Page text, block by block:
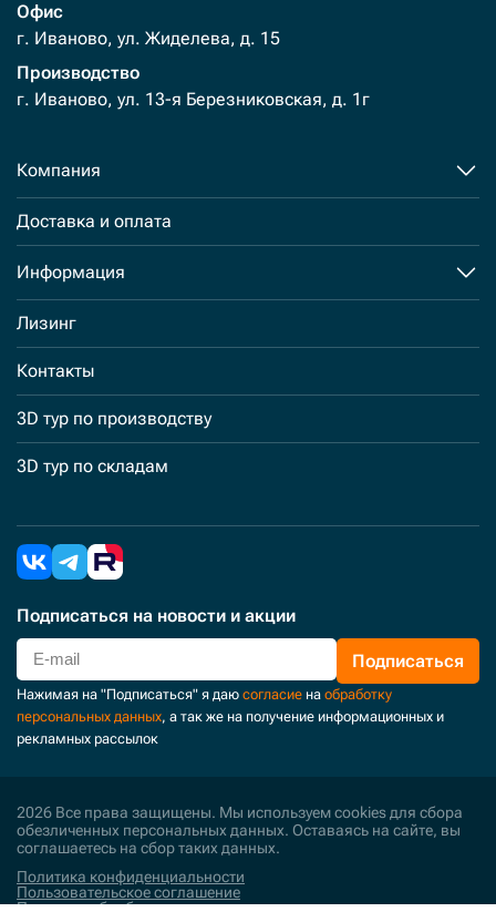
Офис
г. Иваново, ул. Жиделева, д. 15
Производство
г. Иваново, ул. 13-я Березниковская, д. 1г
Компания
Доставка и оплата
Информация
Лизинг
Контакты
3D тур по производству
3D тур по складам
Подписаться на новости и акции
Подписаться
Нажимая на "Подписаться" я даю согласие на обработку
персональных данных, а так же на получение информационных и
рекламных рассылок
2026 Все права защищены. Мы используем cookies для сбора
обезличенных персональных данных. Оставаясь на сайте, вы
соглашаетесь на сбор таких данных.
Политика конфиденциальности
Пользовательское соглашение
Политика обработки персональных данных